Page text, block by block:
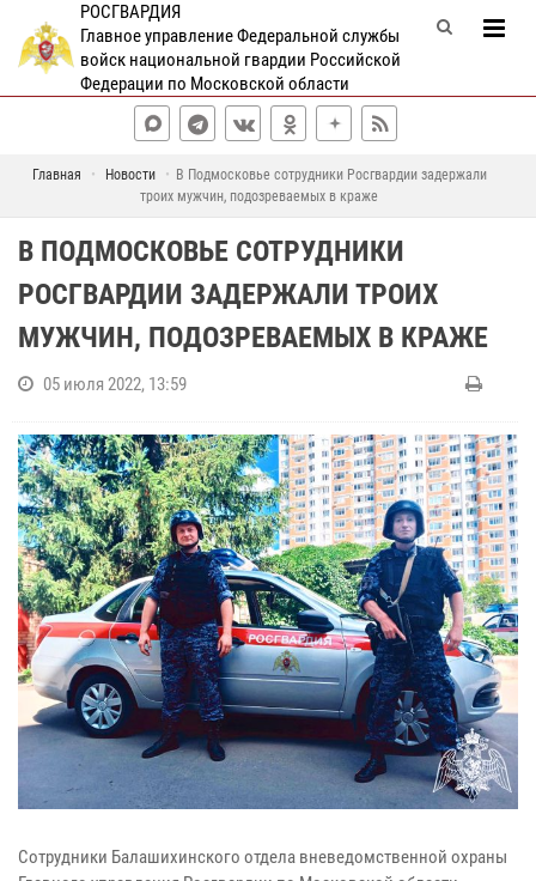
РОСГВАРДИЯ
Главное управление Федеральной службы
войск национальной гвардии Российской
Федерации по Московской области
Главная Новости
В Подмосковье сотрудники Росгвардии задержали
троих мужчин, подозреваемых в краже
В ПОДМОСКОВЬЕ СОТРУДНИКИ
РОСГВАРДИИ ЗАДЕРЖАЛИ ТРОИХ
МУЖЧИН, ПОДОЗРЕВАЕМЫХ В КРАЖЕ
05 июля 2022, 13:59
Сотрудники Балашихинского отдела вневедомственной охраны